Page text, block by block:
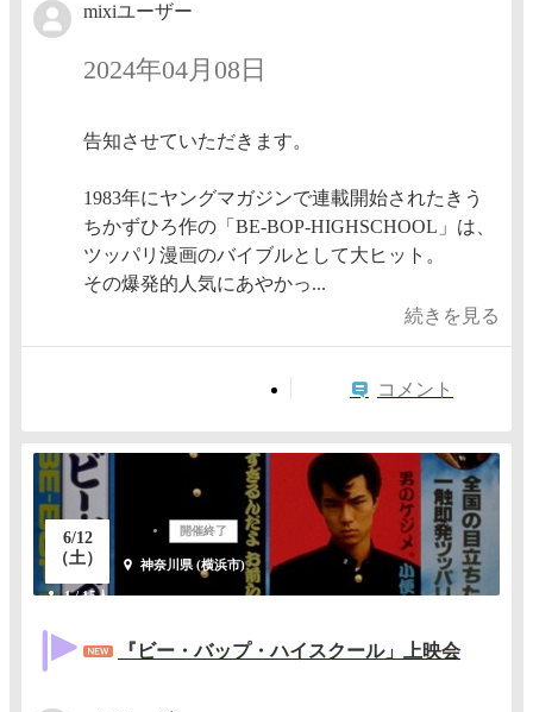
mixiユーザー
2024年04月08日
告知させていただきます。
1983年にヤングマガジンで連載開始されたきう
ちかずひろ作の「BE-BOP-HIGHSCHOOL」は、
ツッパリ漫画のバイブルとして大ヒット。
その爆発的人気にあやかっ...
続きを見る
コメント
6/12
（土）
開催終了
神奈川県 (横浜市)
1 / 15人
『ビー・バップ・ハイスクール」上映会